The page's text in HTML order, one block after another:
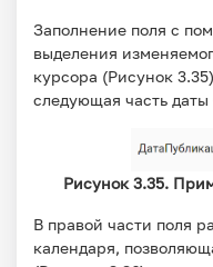
Заполнение поля с
выделения
курсора (Рисунок
следующая часть даты
Рисунок 3.35.
В правой части поля
календаря,